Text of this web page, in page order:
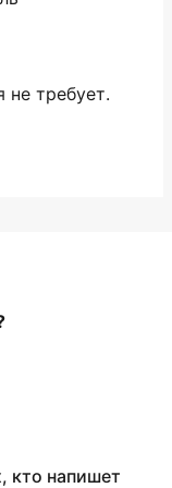
не требует.
кто напишет